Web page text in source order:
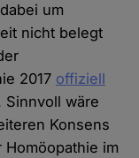
um
nicht belegt
2017 offiziell
Sinnvoll wäre
Konsens
im